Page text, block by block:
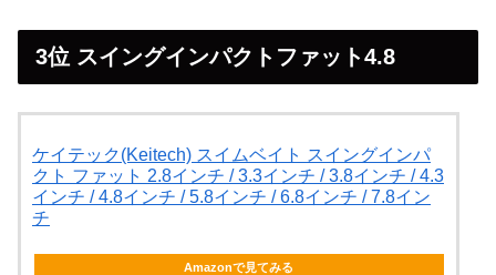
3位 スイングインパクトファット4.8
ケイテック(Keitech) スイムベイト スイングインパ
クト ファット 2.8インチ / 3.3インチ / 3.8インチ / 4.3
インチ / 4.8インチ / 5.8インチ / 6.8インチ / 7.8イン
チ
Amazonで見てみる